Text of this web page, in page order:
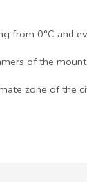
0°C and
of the
zone of the